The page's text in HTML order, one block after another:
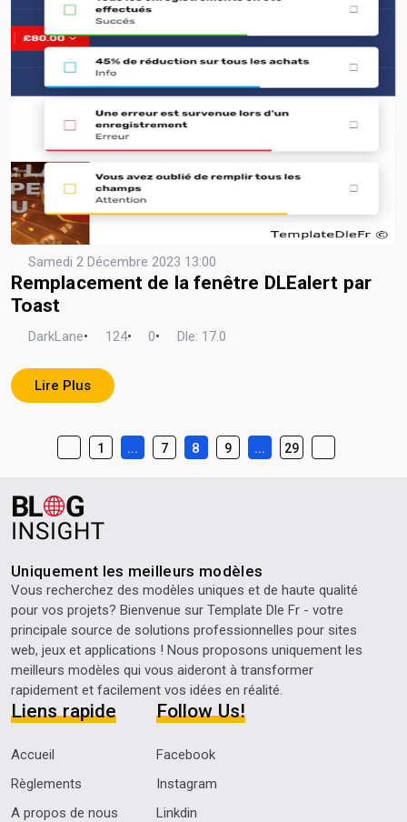
Samedi 2 Décembre 2023 13:00
Remplacement de la fenêtre DLEalert par
Toast
DarkLane• 124• 0• Dle: 17.0
Lire Plus
1 ... 7 8 9 ... 29
Uniquement les meilleurs modèles
Vous recherchez des modèles uniques et de haute qualité
pour vos projets? Bienvenue sur Template Dle Fr - votre
principale source de solutions professionnelles pour sites
web, jeux et applications ! Nous proposons uniquement les
meilleurs modèles qui vous aideront à transformer
rapidement et facilement vos idées en réalité.
Liens rapide
Accueil
Règlements
A propos de nous
Follow Us!
Facebook
Instagram
Linkdin